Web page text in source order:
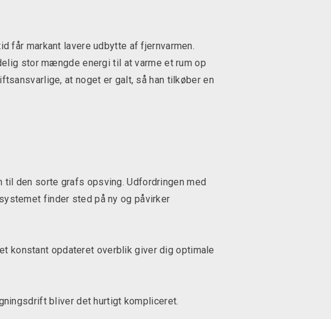
får markant lavere udbytte af fjernvarmen.
stor mængde energi til at varme et rum op
at noget er galt, så han tilkøber en
den sorte grafs opsving. Udfordringen med
finder sted på ny og påvirker
konstant opdateret overblik giver dig optimale
bliver det hurtigt kompliceret.